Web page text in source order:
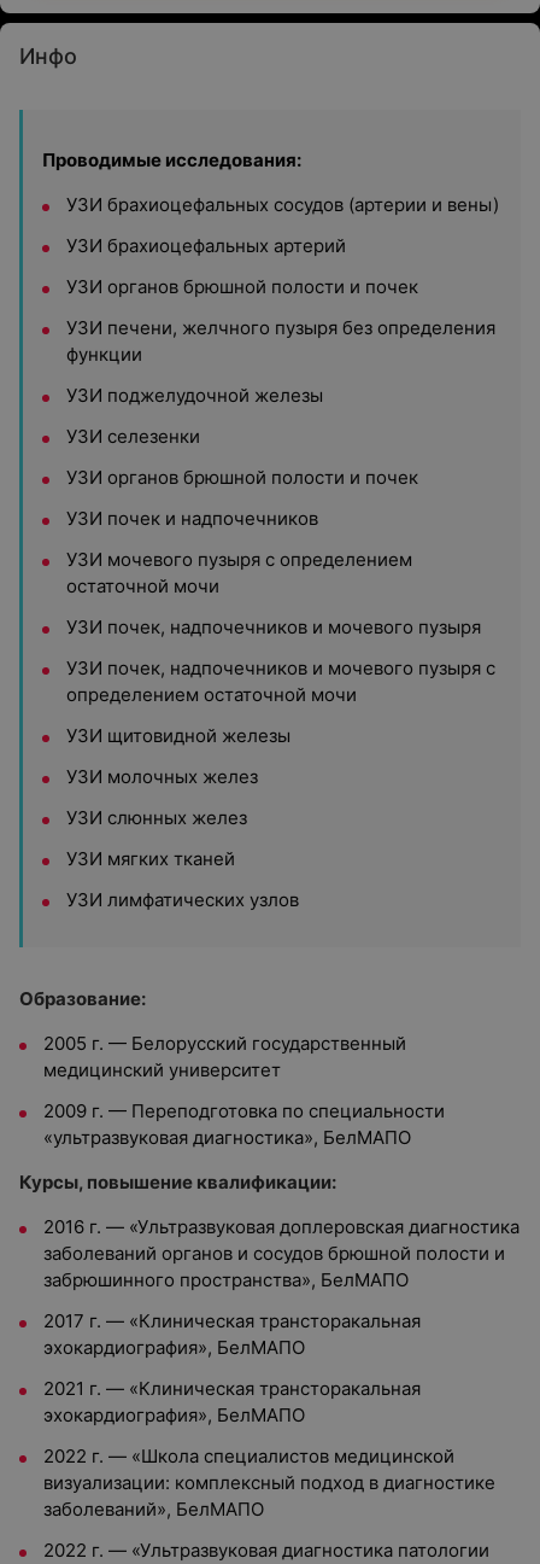
Инфо
Проводимые исследования:
УЗИ брахиоцефальных сосудов (артерии и вены)
УЗИ брахиоцефальных артерий
УЗИ органов брюшной полости и почек
УЗИ печени, желчного пузыря без определения
функции
УЗИ поджелудочной железы
УЗИ селезенки
УЗИ органов брюшной полости и почек
УЗИ почек и надпочечников
УЗИ мочевого пузыря с определением
остаточной мочи
УЗИ почек, надпочечников и мочевого пузыря
УЗИ почек, надпочечников и мочевого пузыря с
определением остаточной мочи
УЗИ щитовидной железы
УЗИ молочных желез
УЗИ слюнных желез
УЗИ мягких тканей
УЗИ лимфатических узлов
Образование:
2005 г. — Белорусский государственный
медицинский университет
2009 г. — Переподготовка по специальности
«ультразвуковая диагностика», БелМАПО
Курсы, повышение квалификации:
2016 г. — «Ультразвуковая доплеровская диагностика
заболеваний органов и сосудов брюшной полости и
забрюшинного пространства», БелМАПО
2017 г. — «Клиническая трансторакальная
эхокардиография», БелМАПО
2021 г. — «Клиническая трансторакальная
эхокардиография», БелМАПО
2022 г. — «Школа специалистов медицинской
визуализации: комплексный подход в диагностике
заболеваний», БелМАПО
2022 г. — «Ультразвуковая диагностика патологии